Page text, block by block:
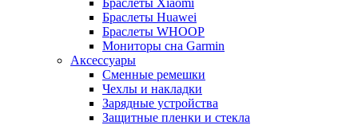
Браслеты Xiaomi
Браслеты Huawei
Браслеты WHOOP
Мониторы сна Garmin
Аксессуары
Сменные ремешки
Чехлы и накладки
Зарядные устройства
Защитные пленки и стекла